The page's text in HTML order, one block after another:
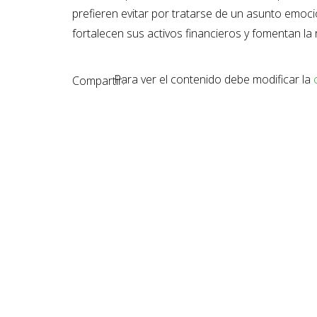
prefieren evitar por tratarse de un asunto
fortalecen sus activos financieros y fomentan
Compartir:Para ver el contenido debe modificar la